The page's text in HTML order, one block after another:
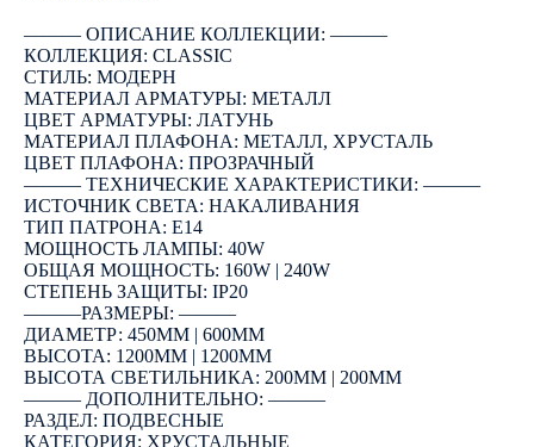
――― ОПИСАНИЕ КОЛЛЕКЦИИ: ―――
КОЛЛЕКЦИЯ: CLASSIC
СТИЛЬ: МОДЕРН
МАТЕРИАЛ АРМАТУРЫ: МЕТАЛЛ
ЦВЕТ АРМАТУРЫ: ЛАТУНЬ
МАТЕРИАЛ ПЛАФОНА: МЕТАЛЛ, ХРУСТАЛЬ
ЦВЕТ ПЛАФОНА: ПРОЗРАЧНЫЙ
――― ТЕХНИЧЕСКИЕ ХАРАКТЕРИСТИКИ: ―――
ИСТОЧНИК СВЕТА: НАКАЛИВАНИЯ
ТИП ПАТРОНА: E14
МОЩНОСТЬ ЛАМПЫ: 40W
ОБЩАЯ МОЩНОСТЬ: 160W | 240W
СТЕПЕНЬ ЗАЩИТЫ: IP20
―――РАЗМЕРЫ: ―――
ДИАМЕТР: 450ММ | 600ММ
ВЫСОТА: 1200ММ | 1200ММ
ВЫСОТА СВЕТИЛЬНИКА: 200ММ | 200ММ
――― ДОПОЛНИТЕЛЬНО: ―――
РАЗДЕЛ: ПОДВЕСНЫЕ
КАТЕГОРИЯ: ХРУСТАЛЬНЫЕ